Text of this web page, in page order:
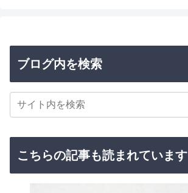
ブログ内を検索
こちらの記事も読まれています